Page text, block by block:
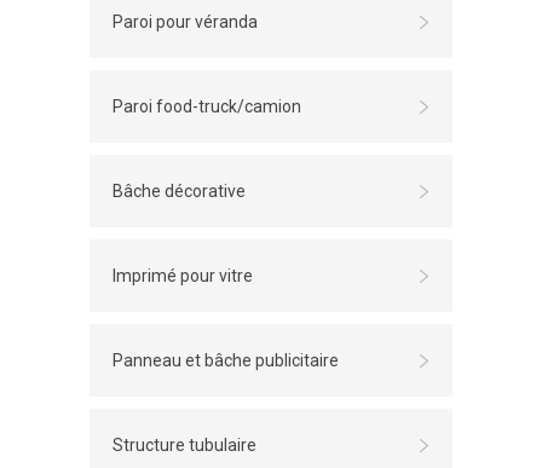
Paroi pour véranda
Paroi food-truck/camion
Bâche décorative
Imprimé pour vitre
Panneau et bâche publicitaire
Structure tubulaire